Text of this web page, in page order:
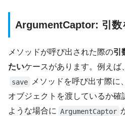
ArgumentCaptor: 引数
メソッドが呼び出された際の引
たいケースがあります。例え
save メソッドを呼び出す際に
オブジェクトを渡しているか
ような場合に ArgumentCaptor